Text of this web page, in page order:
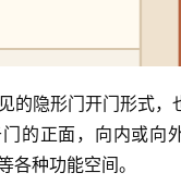
的隐形门开门形式，
的正面，向内或向
各种功能空间。